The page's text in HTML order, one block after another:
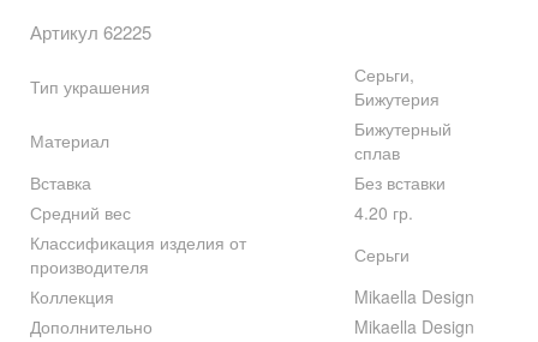
Артикул 62225
Тип украшения
Серьги,
Бижутерия
Материал
Бижутерный
сплав
Вставка
Без вставки
Средний вес
4.20 гр.
Классификация изделия от
производителя
Серьги
Коллекция
Mikaella Design
Дополнительно
Mikaella Design